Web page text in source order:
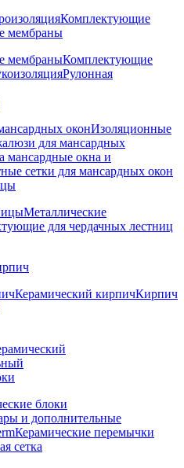
Комплектующие
мембраны
мембраныКомплектующие
Рулонная
оконИзоляционные
для мансардных
мансардные окна и
сетки для мансардных окон
Металлические
для чердачных лестниц
Керамический кирпичКирпич
блоки
и дополнительные
Керамические перемычки
сетка